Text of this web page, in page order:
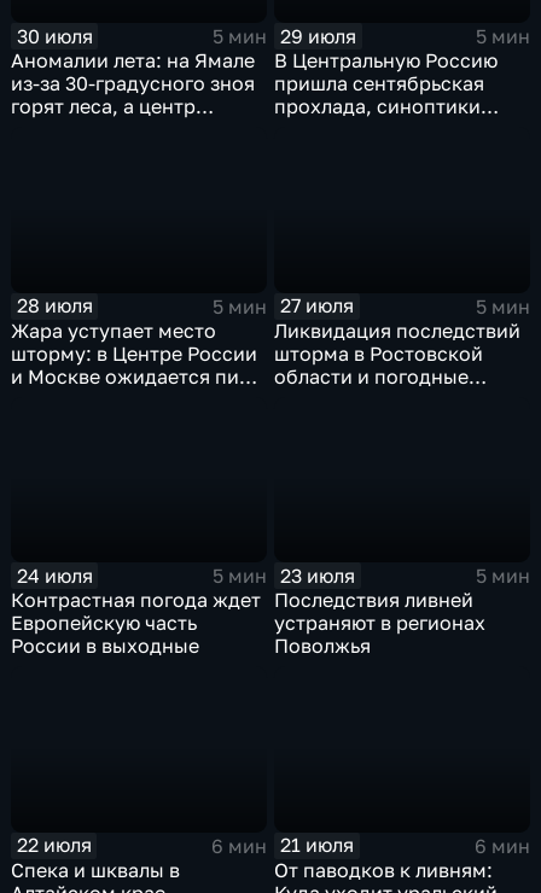
30 июля
5 мин
Аномалии лета: на Ямале
из-за 30-градусного зноя
горят леса, а центр
29 июля
5 мин
В Центральную Россию
пришла сентябрьская
прохлада, синоптики
28 июля
5 мин
Жара уступает место
шторму: в Центре России
и Москве ожидается пик
27 июля
5 мин
Ликвидация последствий
шторма в Ростовской
области и погодные
24 июля
5 мин
Контрастная погода ждет
Европейскую часть
России в выходные
23 июля
5 мин
Последствия ливней
устраняют в регионах
Поволжья
22 июля
6 мин
Спека и шквалы в
21 июля
6 мин
От паводков к ливням: